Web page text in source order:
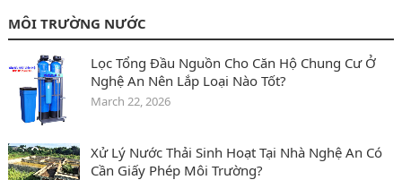
MÔI TRƯỜNG NƯỚC
Lọc Tổng Đầu Nguồn Cho Căn Hộ Chung Cư Ở
Nghệ An Nên Lắp Loại Nào Tốt?
March 22, 2026
Xử Lý Nước Thải Sinh Hoạt Tại Nhà Nghệ An Có
Cần Giấy Phép Môi Trường?